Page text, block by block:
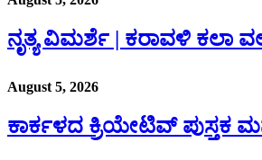
ನೃತ್ಯ ವಿಮರ್ಶೆ | ಕರಾವಳಿ ಕಲಾ
August 5, 2026
ಕಾರ್ಕಳದ ಕ್ರಿಯೇಟಿವ್